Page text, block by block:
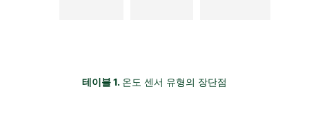
테이블 1. 온도 센서 유형의 장단점